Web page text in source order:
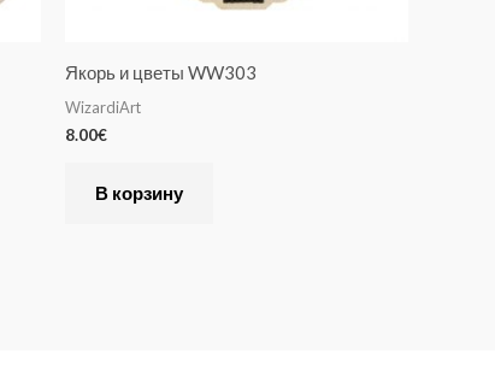
Якорь и цветы WW303
WizardiArt
8.00€
В корзину